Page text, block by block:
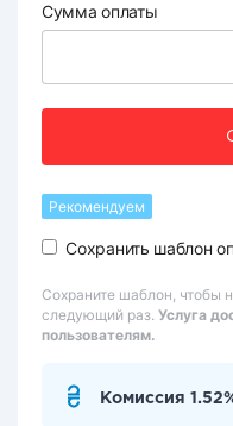
Сумма оплаты
Рекомендуем
Сохранить шаблон
Сохраните шаблон, чтобы
следующий раз. Услуга
пользователям.
Комиссия